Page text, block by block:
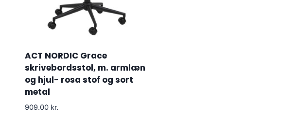
ACT NORDIC Grace
skrivebordsstol, m. armlæn
og hjul- rosa stof og sort
metal
909.00 kr.